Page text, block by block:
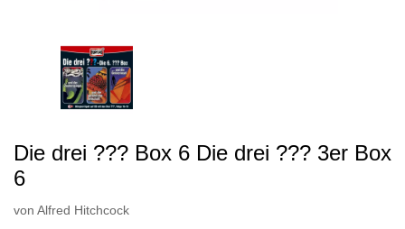
Die drei ??? Box 6 Die drei ??? 3er Box
6
von Alfred Hitchcock